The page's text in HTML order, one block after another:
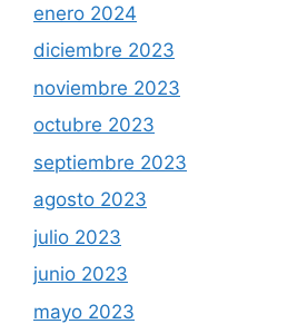
enero 2024
diciembre 2023
noviembre 2023
octubre 2023
septiembre 2023
agosto 2023
julio 2023
junio 2023
mayo 2023